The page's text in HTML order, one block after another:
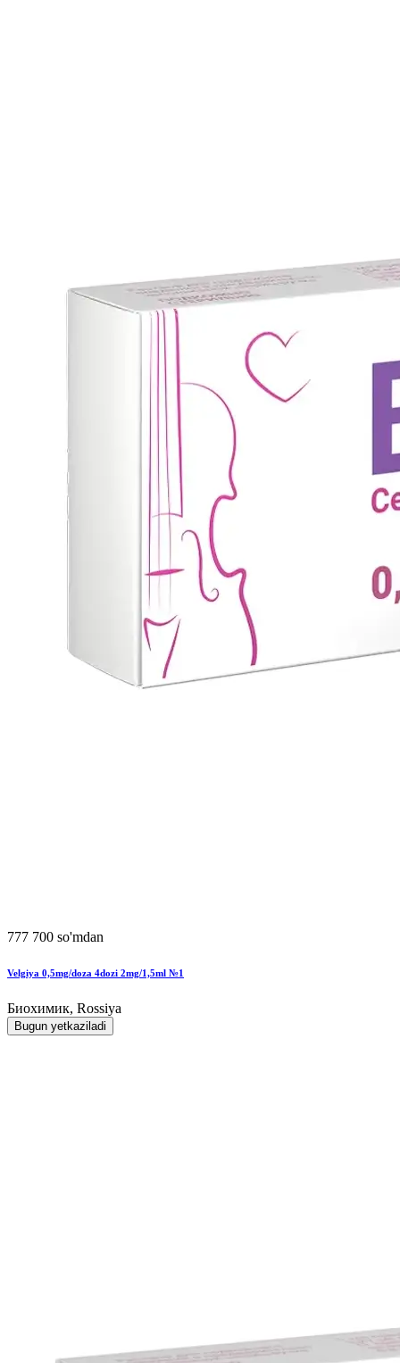
777 700 so'mdan
Velgiya 0,5mg/doza 4dozi 2mg/1,5ml №1
Биохимик, Rossiya
Bugun yetkaziladi